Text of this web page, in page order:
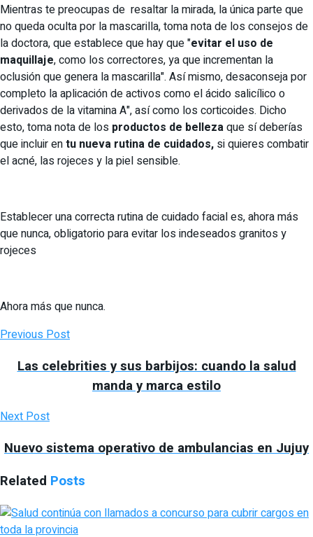
Mientras te preocupas de resaltar la mirada, la única parte que
no queda oculta por la mascarilla, toma nota de los consejos de
la doctora, que establece que hay que "evitar el uso de
maquillaje, como los correctores, ya que incrementan la
oclusión que genera la mascarilla". Así mismo, desaconseja por
completo la aplicación de activos como el ácido salicílico o
derivados de la vitamina A", así como los corticoides. Dicho
esto, toma nota de los productos de bellezaque sí deberías
que incluir entu nueva rutina de cuidados, si quieres combatir
el acné, las rojeces y la piel sensible.
Establecer una correcta rutina de cuidado facial es, ahora más
que nunca, obligatorio para evitar los indeseados granitos y
rojeces
Ahora más que nunca.
Previous Post
Las celebrities y sus barbijos: cuando la salud
manda y marca estilo
Next Post
Nuevo sistema operativo de ambulancias en Jujuy
Related Posts